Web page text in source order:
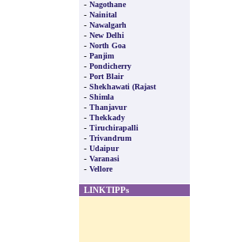
- Nagothane
- Nainital
- Nawalgarh
- New Delhi
- North Goa
- Panjim
- Pondicherry
- Port Blair
- Shekhawati (Rajast
- Shimla
- Thanjavur
- Thekkady
- Tiruchirapalli
- Trivandrum
- Udaipur
- Varanasi
- Vellore
LINKTIPPs